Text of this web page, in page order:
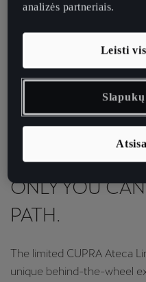
CUPRA Ateca Limited Edition
ONLY YOU
PATH.
The limited CUPRA Ateca
unique behind-the-wheel
analizės partneriais.
Leisti